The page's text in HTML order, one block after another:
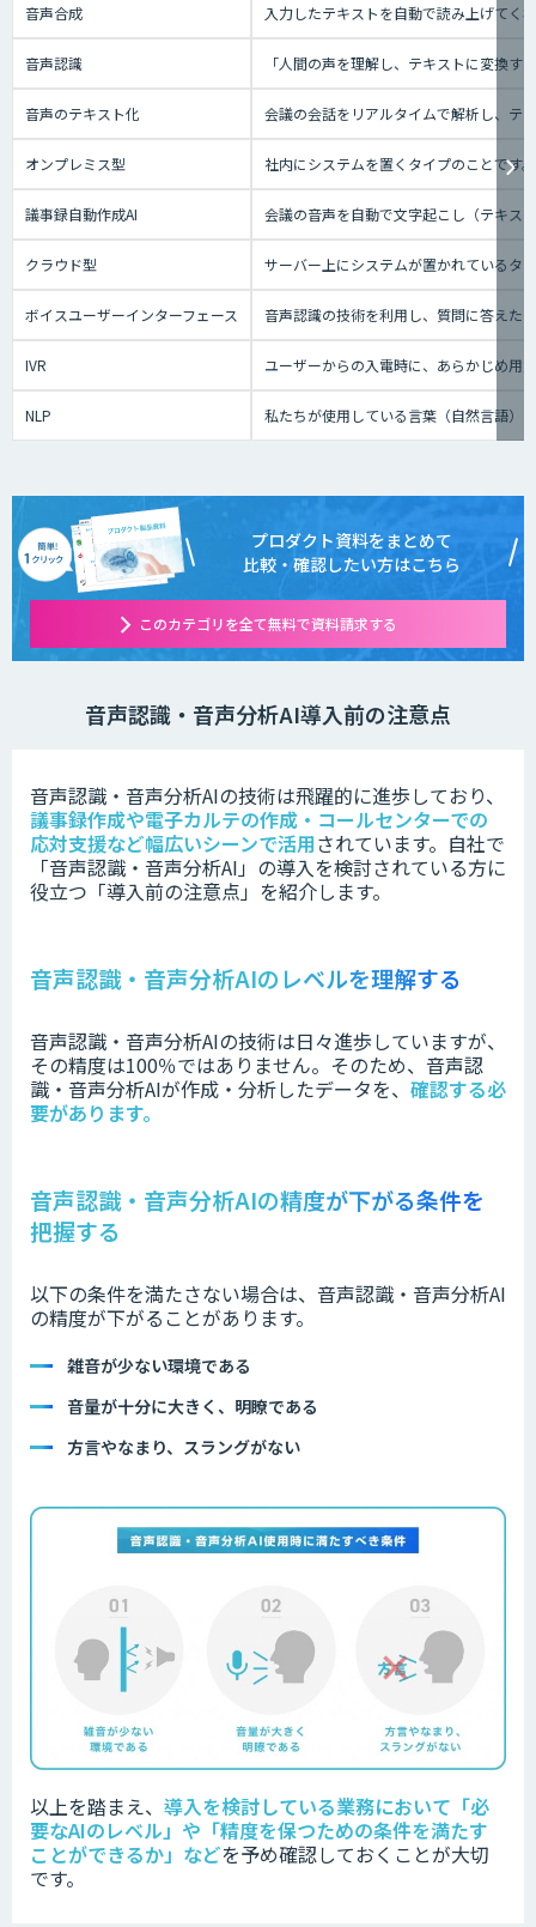
音声合成 入力したテキストを自動で読み上げてく
音声認識 「人間の声を理解し、テキストに変換
音声のテキスト化 会議の会話をリアルタイムで解析し、テ
オンプレミス型 社内にシステムを置くタイプのことです
議事録自動作成AI 会議の音声を自動で文字起こし（テキス
クラウド型 サーバー上にシステムが置かれているタ
ボイスユーザーインターフェース 音声認識の技術を利用し、質問に答えた
IVR ユーザーからの入電時に、あらかじめ用
NLP 私たちが使用している言葉（自然言語）
プロダクト資料をまとめて
比較・確認したい方はこちら
このカテゴリを全て無料で資料請求する
音声認識・音声分析AI導入前の注意点
音声認識・音声分析AIの技術は飛躍的に進歩しており、
議事録作成や電子カルテの作成・コールセンターでの
応対支援など幅広いシーンで活用されています。 自社で
「音声認識・音声分析AI」の導入を検討されている方に
役立つ「導入前の注意点」を紹介します。
音声認識・音声分析AIのレベルを理解する
音声認識・音声分析AIの技術は日々進歩していますが、
その精度は100％ではありません。そのため、音声認
識・音声分析AIが作成・分析したデータを、 確認する必
要があります。
音声認識・音声分析AIの精度が下がる条件を
把握する
以下の条件を満たさない場合は、音声認識・音声分析AI
の精度が下がることがあります。
雑音が少ない環境である
音量が十分に大きく、明瞭である
方言やなまり、スラングがない
以上を踏まえ、 導入を検討している業務において「必
要なAIのレベル」や「精度を保つための条件を満たす
ことができるか」などを予め確認しておくことが大切
です。